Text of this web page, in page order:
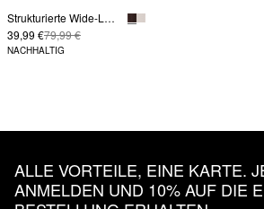
Strukturierte Wide-Leg-Hose aus Viskosemix mit Elastikbund
39,99 €79,99 €
NACHHALTIG
ALLE VORTEILE, EINE KARTE.
ANMELDEN UND 10% AUF DIE